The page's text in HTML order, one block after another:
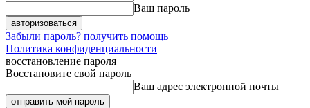
Ваш пароль
Забыли пароль? получить помощь
Политика конфиденциальности
восстановление пароля
Восстановите свой пароль
Ваш адрес электронной почты